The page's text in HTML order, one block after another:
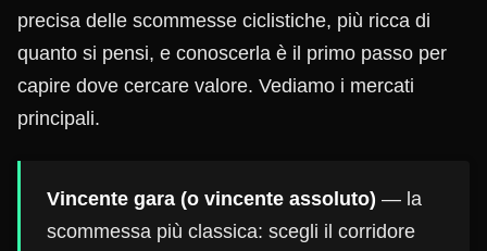
precisa delle scommesse ciclistiche, più ricca di
quanto si pensi, e conoscerla è il primo passo per
capire dove cercare valore. Vediamo i mercati
principali.
Vincente gara (o vincente assoluto) — la
scommessa più classica: scegli il corridore